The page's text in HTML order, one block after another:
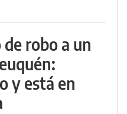
robo a un
y está en